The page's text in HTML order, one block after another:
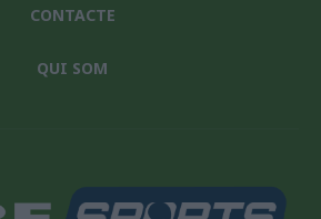
CONTACTE
QUI SOM